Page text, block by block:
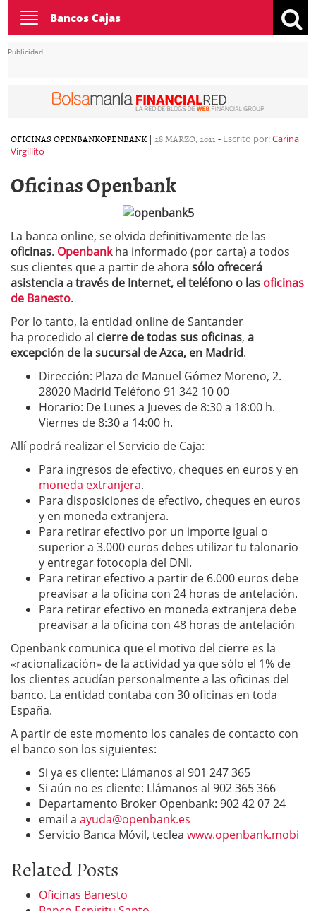
Toggle
navigation
Bancos Cajas
Publicidad
OFICINAS OPENBANKOPENBANK | 28 MARZO, 2011 - Escrito por:Carina
Virgillito
Oficinas Openbank
La banca online, se olvida definitivamente de las
oficinas. Openbankha informado (por carta) a todos
sus clientes que a partir de ahora sólo ofrecerá
asistencia a través de Internet, el teléfono o las oficinas
de Banesto.
Por lo tanto, la entidad online de Santander
ha procedido al cierre de todas sus oficinas, a
excepción de la sucursal de Azca, en Madrid.
Dirección: Plaza de Manuel Gómez Moreno, 2.
28020 Madrid Teléfono 91 342 10 00
Horario: De Lunes a Jueves de 8:30 a 18:00 h.
Viernes de 8:30 a 14:00 h.
Allí podrá realizar el Servicio de Caja:
Para ingresos de efectivo, cheques en euros y en
moneda extranjera.
Para disposiciones de efectivo, cheques en euros
y en moneda extranjera.
Para retirar efectivo por un importe igual o
superior a 3.000 euros debes utilizar tu talonario
y entregar fotocopia del DNI.
Para retirar efectivo a partir de 6.000 euros debe
preavisar a la oficina con 24 horas de antelación.
Para retirar efectivo en moneda extranjera debe
preavisar a la oficina con 48 horas de antelación
Openbank comunica que el motivo del cierre es la
«racionalización» de la actividad ya que sólo el 1% de
los clientes acudían personalmente a las oficinas del
banco. La entidad contaba con 30 oficinas en toda
España.
A partir de este momento los canales de contacto con
el banco son los siguientes:
Si ya es cliente: Llámanos al 901 247 365
Si aún no es cliente: Llámanos al 902 365 366
Departamento Broker Openbank: 902 42 07 24
email a ayuda@openbank.es
Servicio Banca Móvil, teclea www.openbank.mobi
Related Posts
Oficinas Banesto